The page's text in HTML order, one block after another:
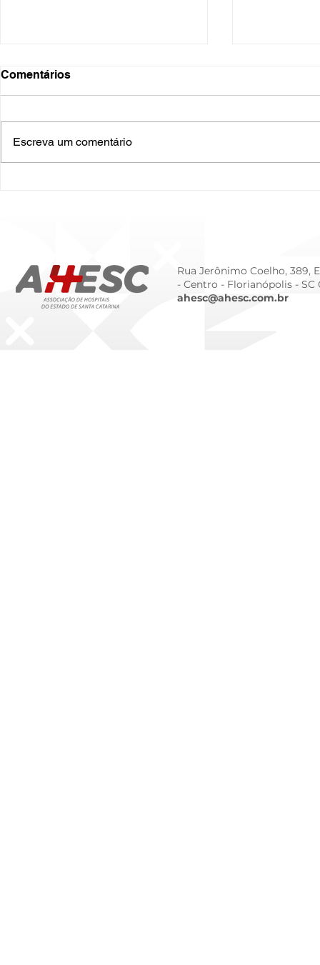
Comentários
Escreva um comentário
Rua Jerônimo Coelho, 389,
- Centro - Florianópolis - SC
ahesc@ahesc.com.br